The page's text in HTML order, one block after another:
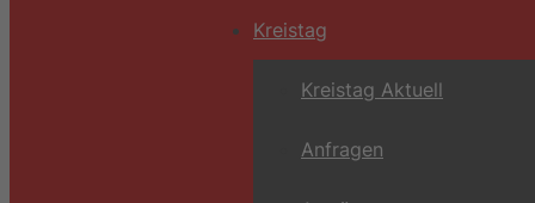
Kreistag
Kreistag Aktuell
Anfragen